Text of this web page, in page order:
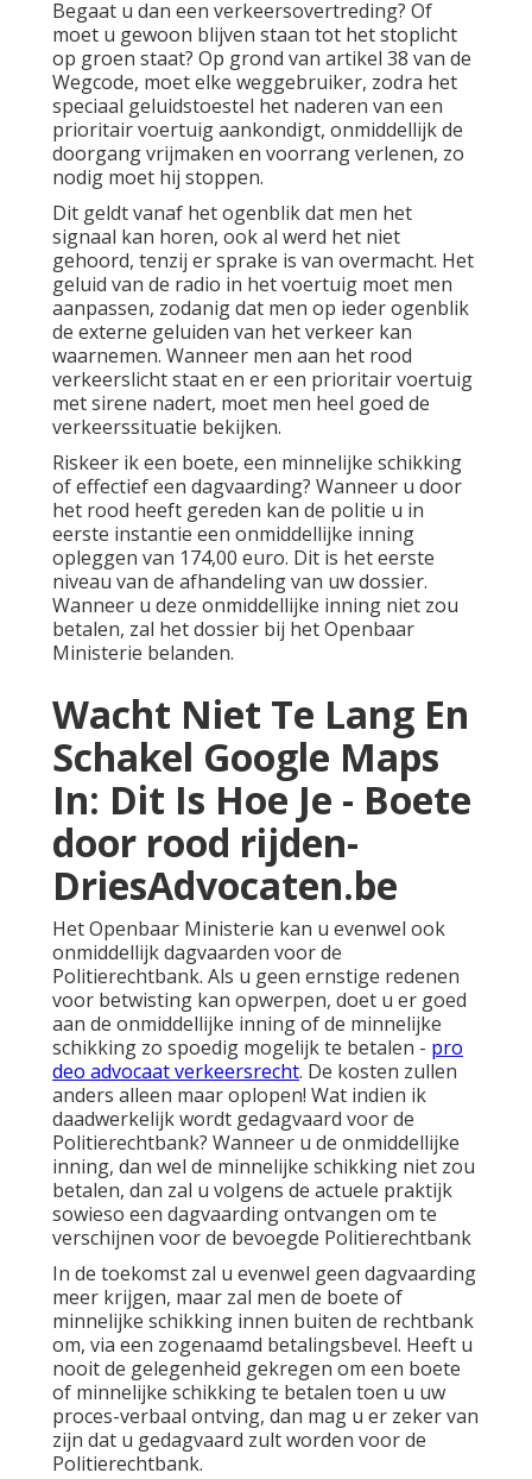
Begaat u dan een verkeersovertreding? Of
moet u gewoon blijven staan tot het stoplicht
op groen staat? Op grond van artikel 38 van de
Wegcode, moet elke weggebruiker, zodra het
speciaal geluidstoestel het naderen van een
prioritair voertuig aankondigt, onmiddellijk de
doorgang vrijmaken en voorrang verlenen, zo
nodig moet hij stoppen.
Dit geldt vanaf het ogenblik dat men het
signaal kan horen, ook al werd het niet
gehoord, tenzij er sprake is van overmacht. Het
geluid van de radio in het voertuig moet men
aanpassen, zodanig dat men op ieder ogenblik
de externe geluiden van het verkeer kan
waarnemen. Wanneer men aan het rood
verkeerslicht staat en er een prioritair voertuig
met sirene nadert, moet men heel goed de
verkeerssituatie bekijken.
Riskeer ik een boete, een minnelijke schikking
of effectief een dagvaarding? Wanneer u door
het rood heeft gereden kan de politie u in
eerste instantie een onmiddellijke inning
opleggen van 174,00 euro. Dit is het eerste
niveau van de afhandeling van uw dossier.
Wanneer u deze onmiddellijke inning niet zou
betalen, zal het dossier bij het Openbaar
Ministerie belanden.
Wacht Niet Te Lang En
Schakel Google Maps
In: Dit Is Hoe Je - Boete
door rood rijden-
DriesAdvocaten.be
Het Openbaar Ministerie kan u evenwel ook
onmiddellijk dagvaarden voor de
Politierechtbank. Als u geen ernstige redenen
voor betwisting kan opwerpen, doet u er goed
aan de onmiddellijke inning of de minnelijke
schikking zo spoedig mogelijk te betalen - pro
deo advocaat verkeersrecht. De kosten zullen
anders alleen maar oplopen! Wat indien ik
daadwerkelijk wordt gedagvaard voor de
Politierechtbank? Wanneer u de onmiddellijke
inning, dan wel de minnelijke schikking niet zou
betalen, dan zal u volgens de actuele praktijk
sowieso een dagvaarding ontvangen om te
verschijnen voor de bevoegde Politierechtbank
In de toekomst zal u evenwel geen dagvaarding
meer krijgen, maar zal men de boete of
minnelijke schikking innen buiten de rechtbank
om, via een zogenaamd betalingsbevel. Heeft u
nooit de gelegenheid gekregen om een boete
of minnelijke schikking te betalen toen u uw
proces-verbaal ontving, dan mag u er zeker van
zijn dat u gedagvaard zult worden voor de
Politierechtbank.